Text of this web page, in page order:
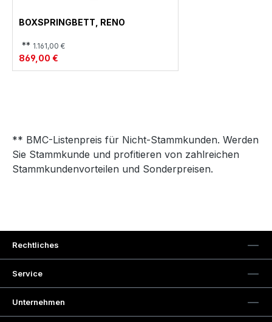
BOXSPRINGBETT, RENO
** 1.161,00 €
869,00 €
** BMC-Listenpreis für Nicht-Stammkunden. Werden
Sie Stammkunde und profitieren von zahlreichen
Stammkundenvorteilen und Sonderpreisen.
Rechtliches
Service
Unternehmen